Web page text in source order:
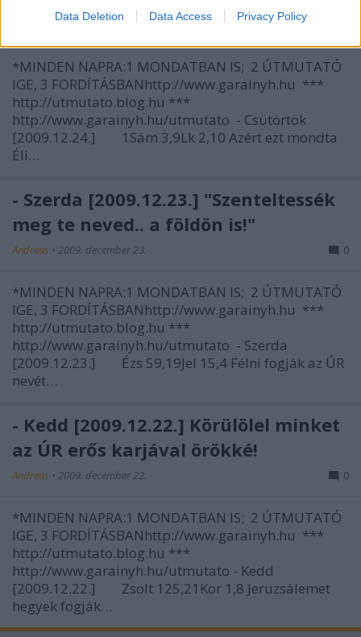
Data Deletion Data Access Privacy Policy
•2009. december 24.
*MINDEN NAPRA:1 MONDATBAN IS; 2 ÚTMUTATÓ
IGE, 3 FORDÍTÁSBANhttp://www.garainyh.hu ***
http://utmutato.blog.hu ***
http://www.garainyh.hu/utmutato - Csütörtök
[2009.12.24.] 1Sám 3,9Lk 2,10 Azért ezt mondta
Éli…
- Szerda [2009.12.23.] "Szenteltessék
meg te neved.. a földön is!"
Andreas • 2009. december 23. 0
*MINDEN NAPRA:1 MONDATBAN IS; 2 ÚTMUTATÓ
IGE, 3 FORDÍTÁSBANhttp://www.garainyh.hu ***
http://utmutato.blog.hu ***
http://www.garainyh.hu/utmutato - Szerda
[2009.12.23.] Ézs 59,19Jel 15,4 Félni fogják az ÚR
nevét…
- Kedd [2009.12.22.] Körülölel minket
az ÚR erős karjával örökké!
Andreas • 2009. december 22. 0
*MINDEN NAPRA:1 MONDATBAN IS; 2 ÚTMUTATÓ
IGE, 3 FORDÍTÁSBANhttp://www.garainyh.hu ***
http://utmutato.blog.hu ***
http://www.garainyh.hu/utmutato - Kedd
[2009.12.22.] Zsolt 125,21Kor 1,8 Jeruzsálemet
hegyek fogják…